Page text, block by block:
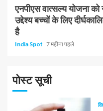
एनपीएस वात्सल्य योजना को
उद्देश्य बच्चों के लिए
है
India Spot 7 महीना पहले
पोस्ट सूची